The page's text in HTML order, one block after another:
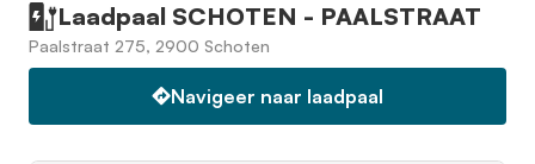
Laadpaal SCHOTEN - PAALSTRAAT
Paalstraat 275, 2900 Schoten
Navigeer naar laadpaal